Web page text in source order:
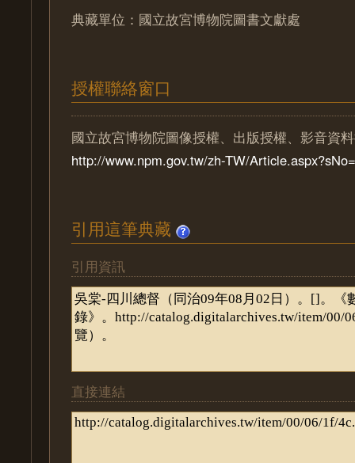
典藏單位：國立故宮博物院圖書文獻處
授權聯絡窗口
國立故宮博物院圖像授權、出版授權、影音資
http://www.npm.gov.tw/zh-TW/
引用這筆典藏
引用資訊
直接連結